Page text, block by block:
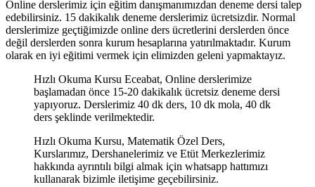
Online derslerimiz için eğitim danışmanımızdan deneme dersi talep
edebilirsiniz. 15 dakikalık deneme derslerimiz ücretsizdir. Normal
derslerimize geçtiğimizde online ders ücretlerini derslerden önce
değil derslerden sonra kurum hesaplarına yatırılmaktadır. Kurum
olarak en iyi eğitimi vermek için elimizden geleni yapmaktayız.
Hızlı Okuma Kursu Eceabat, Online derslerimize
başlamadan önce 15-20 dakikalık ücretsiz deneme dersi
yapıyoruz. Derslerimiz 40 dk ders, 10 dk mola, 40 dk
ders şeklinde verilmektedir.
Hızlı Okuma Kursu, Matematik Özel Ders,
Kurslarımız, Dershanelerimiz ve Etüt Merkezlerimiz
hakkında ayrıntılı bilgi almak için whatsapp hattımızı
kullanarak bizimle iletişime geçebilirsiniz.